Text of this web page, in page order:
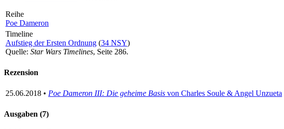
Reihe
Poe Dameron
Timeline
Aufstieg der Ersten Ordnung (34 NSY)
Quelle: Star Wars Timelines, Seite 286.
Rezension
25.06.2018 • Poe Dameron III: Die geheime Basis von Charles Soule & Angel Unzueta
Ausgaben (7)